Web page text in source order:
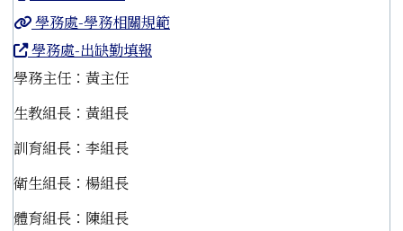
學務處-學務相關規範
學務處-出缺勤填報
學務主任：黃主任
生教組長：黃組長
訓育組長：李組長
衛生組長：楊組長
體育組長：陳組長